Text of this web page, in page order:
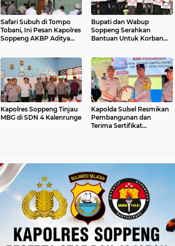
Safari Subuh di Tompo
Tobani, Ini Pesan Kapolres
Soppeng AKBP Aditya
Bupati dan Wabup
Soppeng Serahkan
Bantuan Untuk Korban
Kapolres Soppeng Tinjau
MBG di SDN 4 Kalenrunge
Kapolda Sulsel Resmikan
Pembangunan dan
Terima Sertifikat